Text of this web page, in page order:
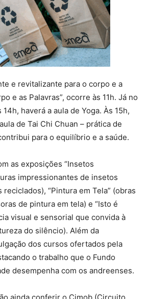
e revitalizante para o corpo e a
e as Palavras”, ocorre às 11h. Já no
haverá a aula de Yoga. Às 15h,
de Tai Chi Chuan – prática de
para o equilíbrio e a saúde.
as exposições “Insetos
impressionantes de insetos
“Pintura em Tela” (obras
de pintura em tela) e “Isto é
visual e sensorial que convida à
do silêncio). Além da
dos cursos ofertados pela
o trabalho que o Fundo
desempenha com os andreenses.